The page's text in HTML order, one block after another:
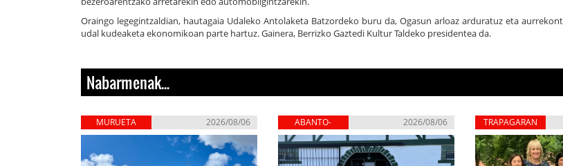
Oraingo legegintzaldian, hautagaia Udaleko Antolaketa Batzordeko buru da, Ogasun arloaz arduratuz eta
udal kudeaketa ekonomikoan parte hartuz. Gainera, Berrizko Gaztedi Kultur Taldeko presidentea da.
Nabarmenak...
MURUETA 2026/08/06
ABANTO-
ZIERBENA
2026/08/06 TRAPAGARAN